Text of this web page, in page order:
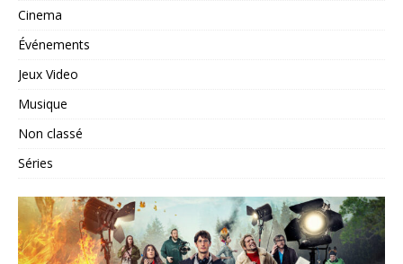
Cinema
Événements
Jeux Video
Musique
Non classé
Séries